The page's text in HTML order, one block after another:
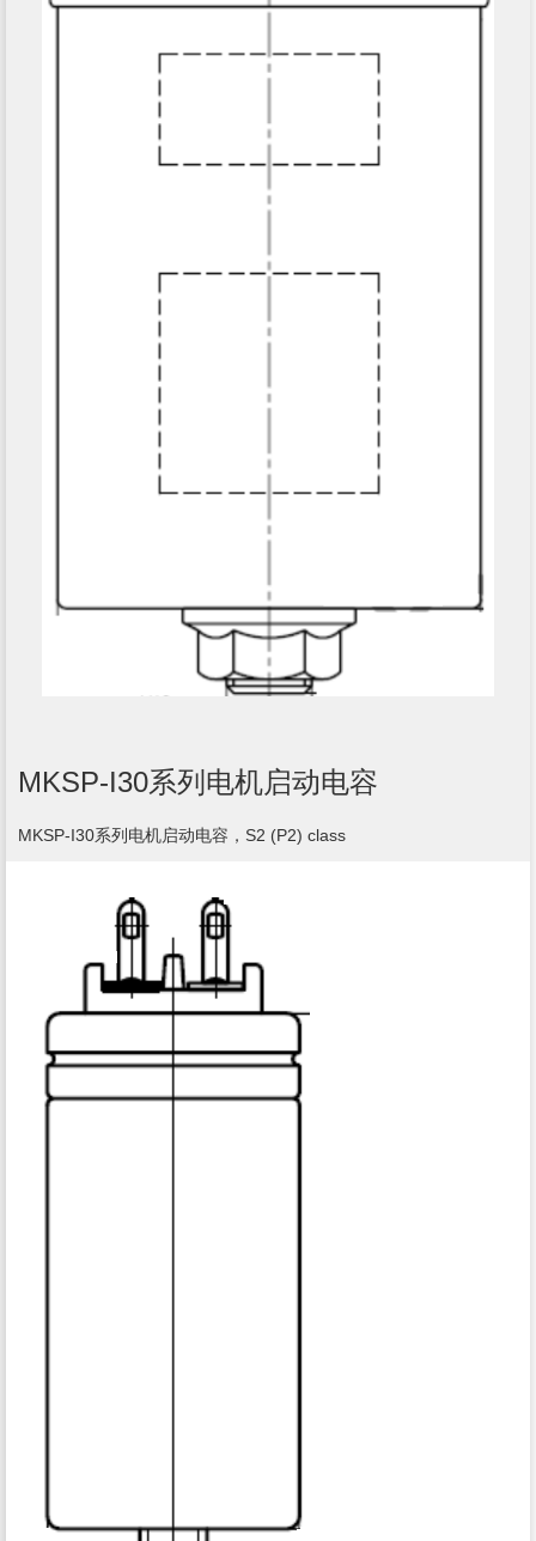
MKSP-I30系列电机启动电容
MKSP-I30系列电机启动电容，S2 (P2) class